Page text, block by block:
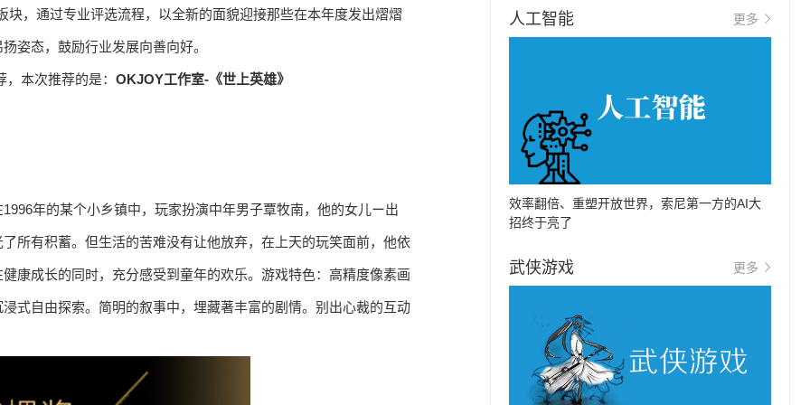
，通过专业评选流程，以全新的面貌迎接那些在本年度发出熠熠
姿态，鼓励行业发展向善向好。
本次推荐的是： OKJOY工作室-《世上英雄》
年的某个小乡镇中，玩家扮演中年男子覃牧南，他的女儿ー出
所有积蓄。但生活的苦难没有让他放弃，在上天的玩笑面前，他依
康成长的同时，充分感受到童年的欢乐。游戏特色：高精度像素画
式自由探索。简明的叙事中，埋藏著丰富的剧情。别出心裁的互动
人工智能 更多
效率翻倍、重塑开放世界，索尼第一方的AI大
招终于亮了
武侠游戏 更多